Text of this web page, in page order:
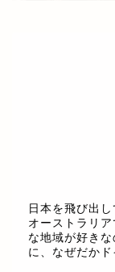
日本を飛び出
オーストラリ
な地域が好き
に、なぜだか